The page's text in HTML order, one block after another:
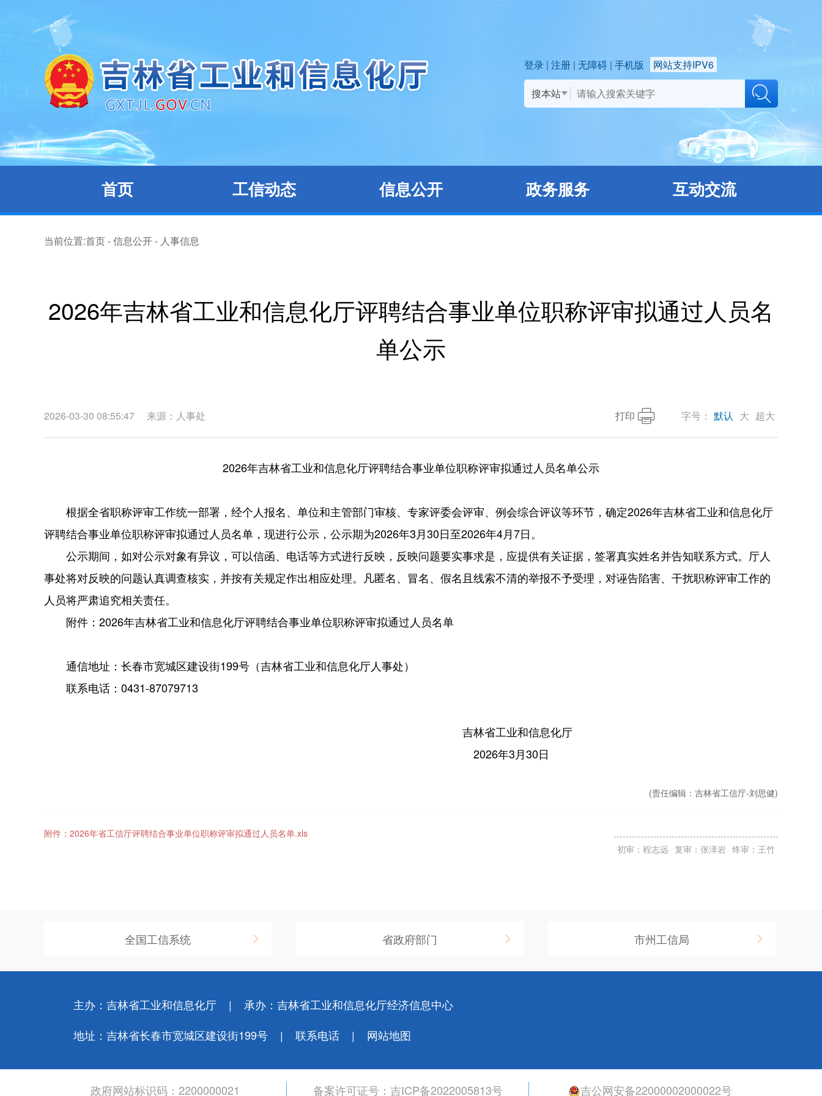
登录 注册 无障碍 手机版 网站支持IPV6
搜本站
首页 工信动态 信息公开 政务服务 互动交流
当前位置:首页-信息公开- 人事信息
2026年吉林省工业和信息化厅评聘结合事业单位职称评审拟通过人员名
单公示
2026-03-30 08:55:47 来源： 人事处 打印 字号： 默认 大 超大
2026年吉林省工业和信息化厅评聘结合事业单位职称评审拟通过人员名单公示
根据全省职称评审工作统一部署，经个人报名、单位和主管部门审核、专家评委会评审、例会综合评议等环节，确定2026年吉林省工业和信息化厅
评聘结合事业单位职称评审拟通过人员名单，现进行公示，公示期为2026年3月30日至2026年4月7日。
公示期间，如对公示对象有异议，可以信函、电话等方式进行反映，反映问题要实事求是，应提供有关证据，签署真实姓名并告知联系方式。厅人
事处将对反映的问题认真调查核实，并按有关规定作出相应处理。凡匿名、冒名、假名且线索不清的举报不予受理，对诬告陷害、干扰职称评审工作的
人员将严肃追究相关责任。
附件：2026年吉林省工业和信息化厅评聘结合事业单位职称评审拟通过人员名单
通信地址：长春市宽城区建设街199号（吉林省工业和信息化厅人事处）
联系电话：0431-87079713
吉林省工业和信息化厅
2026年3月30日
(责任编辑： 吉林省工信厅-刘思健)
附件：2026年省工信厅评聘结合事业单位职称评审拟通过人员名单.xls
初审：程志远 复审：张泽岩 终审：王竹
全国工信系统 省政府部门 市州工信局
主办：吉林省工业和信息化厅
承办：吉林省工业和信息化厅经济信息中心
地址：吉林省长春市宽城区建设街199号
联系电话 网站地图
政府网站标识码：2200000021 备案许可证号： 吉ICP备2022005813号 吉公网安备22000002000022号